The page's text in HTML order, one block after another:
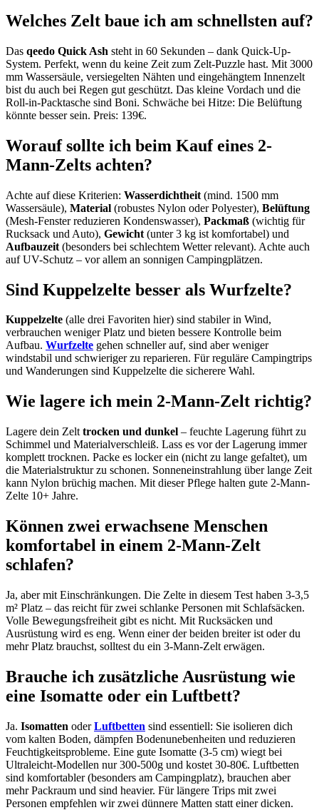
Welches Zelt baue ich am schnellsten auf?
Das qeedo Quick Ash steht in 60 Sekunden – dank Quick-Up-
System. Perfekt, wenn du keine Zeit zum Zelt-Puzzle hast. Mit 3000
mm Wassersäule, versiegelten Nähten und eingehängtem Innenzelt
bist du auch bei Regen gut geschützt. Das kleine Vordach und die
Roll-in-Packtasche sind Boni. Schwäche bei Hitze: Die Belüftung
könnte besser sein. Preis: 139€.
Worauf sollte ich beim Kauf eines 2-
Mann-Zelts achten?
Achte auf diese Kriterien: Wasserdichtheit (mind. 1500 mm
Wassersäule), Material (robustes Nylon oder Polyester), Belüftung
(Mesh-Fenster reduzieren Kondenswasser), Packmaß (wichtig für
Rucksack und Auto), Gewicht (unter 3 kg ist komfortabel) und
Aufbauzeit (besonders bei schlechtem Wetter relevant). Achte auch
auf UV-Schutz – vor allem an sonnigen Campingplätzen.
Sind Kuppelzelte besser als Wurfzelte?
Kuppelzelte (alle drei Favoriten hier) sind stabiler in Wind,
verbrauchen weniger Platz und bieten bessere Kontrolle beim
Aufbau. Wurfzelte gehen schneller auf, sind aber weniger
windstabil und schwieriger zu reparieren. Für reguläre Campingtrips
und Wanderungen sind Kuppelzelte die sicherere Wahl.
Wie lagere ich mein 2-Mann-Zelt richtig?
Lagere dein Zelt trocken und dunkel – feuchte Lagerung führt zu
Schimmel und Materialverschleiß. Lass es vor der Lagerung immer
komplett trocknen. Packe es locker ein (nicht zu lange gefaltet), um
die Materialstruktur zu schonen. Sonneneinstrahlung über lange Zeit
kann Nylon brüchig machen. Mit dieser Pflege halten gute 2-Mann-
Zelte 10+ Jahre.
Können zwei erwachsene Menschen
komfortabel in einem 2-Mann-Zelt
schlafen?
Ja, aber mit Einschränkungen. Die Zelte in diesem Test haben 3-3,5
m² Platz – das reicht für zwei schlanke Personen mit Schlafsäcken.
Volle Bewegungsfreiheit gibt es nicht. Mit Rucksäcken und
Ausrüstung wird es eng. Wenn einer der beiden breiter ist oder du
mehr Platz brauchst, solltest du ein 3-Mann-Zelt erwägen.
Brauche ich zusätzliche Ausrüstung wie
eine Isomatte oder ein Luftbett?
Ja. Isomatten oderLuftbetten sind essentiell: Sie isolieren dich
vom kalten Boden, dämpfen Bodenunebenheiten und reduzieren
Feuchtigkeitsprobleme. Eine gute Isomatte (3-5 cm) wiegt bei
Ultraleicht-Modellen nur 300-500g und kostet 30-80€. Luftbetten
sind komfortabler (besonders am Campingplatz), brauchen aber
mehr Packraum und sind heavier. Für längere Trips mit zwei
Personen empfehlen wir zwei dünnere Matten statt einer dicken.